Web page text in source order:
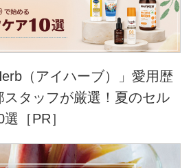
（アイハーブ）」愛用歴
スタッフが厳選！夏のセル
［PR］